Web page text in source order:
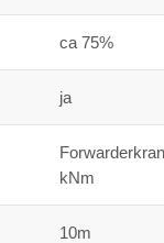
ca 75%
ja
kNm
10m